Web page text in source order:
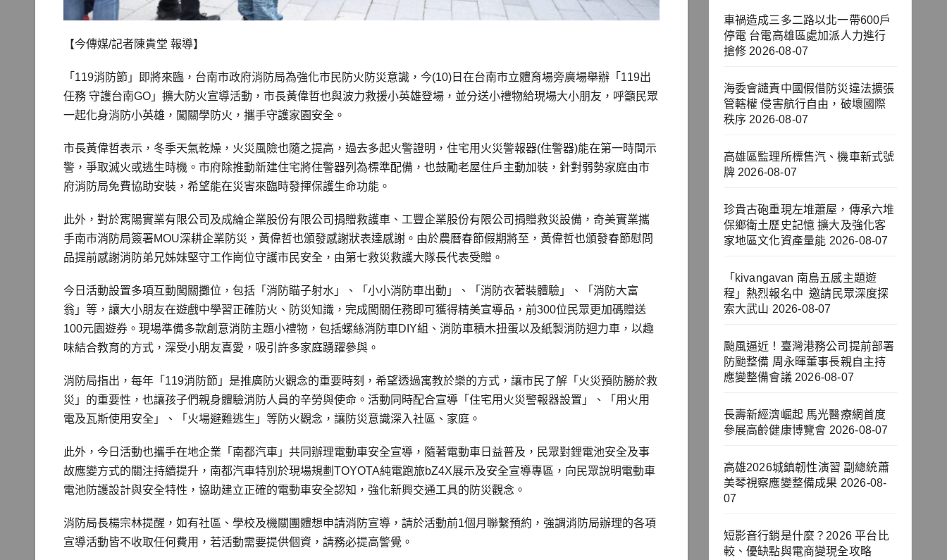
【今傳媒/記者陳貴堂 報導】
「119消防節」即將來臨，台南市政府消防局為強化市民防火防災意識，今(10)日在台南市立體育場旁廣場舉辦「119出
任務 守護台南GO」擴大防火宣導活動，市長黃偉哲也與波力救援小英雄登場，並分送小禮物給現場大小朋友，呼籲民眾
一起化身消防小英雄，闖關學防火，攜手守護家園安全。
市長黃偉哲表示，冬季天氣乾燥，火災風險也隨之提高，過去多起火警證明，住宅用火災警報器(住警器)能在第一時間示
警，爭取滅火或逃生時機。市府除推動新建住宅將住警器列為標準配備，也鼓勵老屋住戶主動加裝，針對弱勢家庭由市
府消防局免費協助安裝，希望能在災害來臨時發揮保護生命功能。
此外，對於寯陽實業有限公司及成綸企業股份有限公司捐贈救護車、工豐企業股份有限公司捐贈救災設備，奇美實業攜
手南市消防局簽署MOU深耕企業防災，黃偉哲也頒發感謝狀表達感謝。由於農曆春節假期將至，黃偉哲也頒發春節慰問
品提前感謝消防弟兄姊妹堅守工作崗位守護市民安全，由第七救災救護大隊長代表受贈。
今日活動設置多項互動闖關攤位，包括「消防瞄子射水」、「小小消防車出動」、「消防衣著裝體驗」、「消防大富
翁」等，讓大小朋友在遊戲中學習正確防火、防災知識，完成闖關任務即可獲得精美宣導品，前300位民眾更加碼贈送
100元園遊券。現場準備多款創意消防主題小禮物，包括螺絲消防車DIY組、消防車積木扭蛋以及紙製消防迴力車，以趣
味結合教育的方式，深受小朋友喜愛，吸引許多家庭踴躍參與。
消防局指出，每年「119消防節」是推廣防火觀念的重要時刻，希望透過寓教於樂的方式，讓市民了解「火災預防勝於救
災」的重要性，也讓孩子們親身體驗消防人員的辛勞與使命。活動同時配合宣導「住宅用火災警報器設置」、「用火用
電及瓦斯使用安全」、「火場避難逃生」等防火觀念，讓防災意識深入社區、家庭。
此外，今日活動也攜手在地企業「南都汽車」共同辦理電動車安全宣導，隨著電動車日益普及，民眾對鋰電池安全及事
故應變方式的關注持續提升，南都汽車特別於現場規劃TOYOTA純電跑旅bZ4X展示及安全宣導專區，向民眾說明電動車
電池防護設計與安全特性，協助建立正確的電動車安全認知，強化新興交通工具的防災觀念。
消防局長楊宗林提醒，如有社區、學校及機關團體想申請消防宣導，請於活動前1個月聯繫預約，強調消防局辦理的各項
宣導活動皆不收取任何費用，若活動需要提供個資，請務必提高警覺。
車禍造成三多二路以北一帶600戶
停電 台電高雄區處加派人力進行
搶修 2026-08-07
海委會譴責中國假借防災違法擴張
管轄權 侵害航行自由，破壞國際
秩序 2026-08-07
高雄區監理所標售汽、機車新式號
牌 2026-08-07
珍貴古砲重現左堆蕭屋，傳承六堆
保鄉衛土歷史記憶 擴大及強化客
家地區文化資產量能 2026-08-07
「kivangavan 南島五感主題遊
程」熱烈報名中 邀請民眾深度探
索大武山 2026-08-07
颱風逼近！臺灣港務公司提前部署
防颱整備 周永暉董事長親自主持
應變整備會議 2026-08-07
長壽新經濟崛起 馬光醫療網首度
參展高齡健康博覽會 2026-08-07
高雄2026城鎮韌性演習 副總統蕭
美琴視察應變整備成果 2026-08-
07
短影音行銷是什麼？2026 平台比
較、優缺點與電商變現全攻略